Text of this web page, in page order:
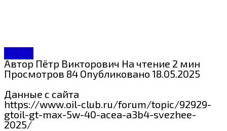
GT OIL
Автор Пётр Викторович На чтение 2 мин
Просмотров 84 Опубликовано 18.05.2025
Данные с сайта
https://www.oil-club.ru/forum/topic/92929-
gtoil-gt-max-5w-40-acea-a3b4-svezhee-
2025/